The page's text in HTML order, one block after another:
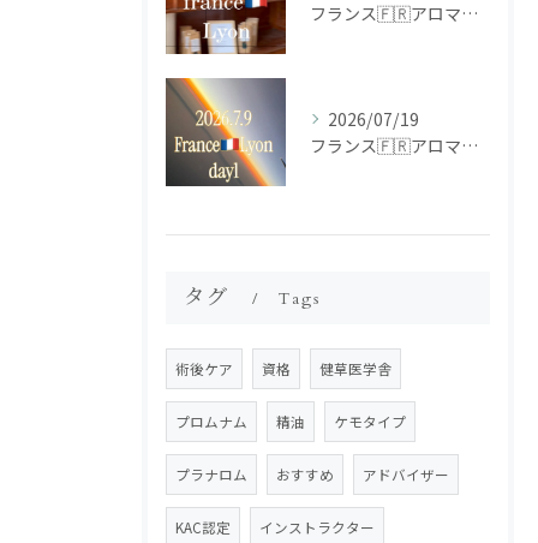
フランス🇫🇷アロマ研修ツアー𝗱𝗮𝘆𝟮
2026/07/19
フランス🇫🇷アロマ研修ツアー𝗱𝗮𝘆𝟭
タグ Tags
術後ケア 資格 健草医学舎
プロムナム 精油 ケモタイプ
プラナロム おすすめ アドバイザー
KAC認定 インストラクター